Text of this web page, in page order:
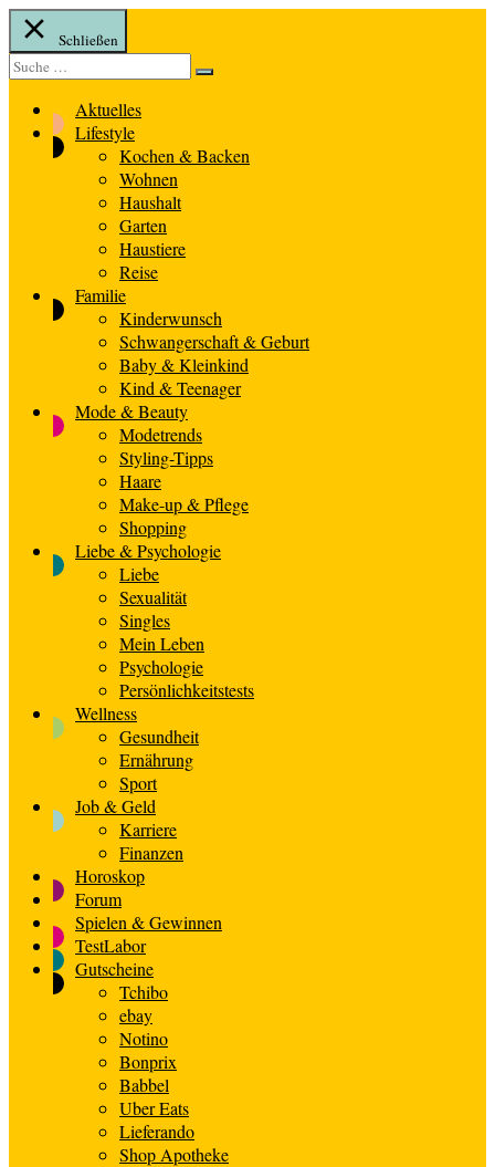
Schließen
Suche
nach:
Suche
Aktuelles
Lifestyle
Kochen & Backen
Wohnen
Haushalt
Garten
Haustiere
Reise
Familie
Kinderwunsch
Schwangerschaft & Geburt
Baby & Kleinkind
Kind & Teenager
Mode & Beauty
Modetrends
Styling-Tipps
Haare
Make-up & Pflege
Shopping
Liebe & Psychologie
Liebe
Sexualität
Singles
Mein Leben
Psychologie
Persönlichkeitstests
Wellness
Gesundheit
Ernährung
Sport
Job & Geld
Karriere
Finanzen
Horoskop
Forum
Spielen & Gewinnen
TestLabor
Gutscheine
Tchibo
ebay
Notino
Bonprix
Babbel
Uber Eats
Lieferando
Shop Apotheke